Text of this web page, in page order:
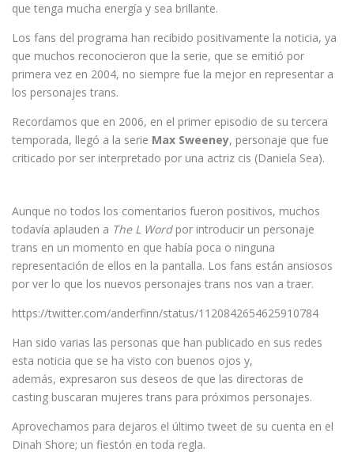
que tenga mucha energía y sea brillante.
Los fans del programa han recibido positivamente la noticia, ya
que muchos reconocieron que la serie, que se emitió por
primera vez en 2004, no siempre fue la mejor en representar a
los personajes trans.
Recordamos que en 2006, en el primer episodio de su tercera
temporada, llegó a la serie Max Sweeney, personaje que fue
criticado por ser interpretado por una actriz cis (Daniela Sea).
Aunque no todos los comentarios fueron positivos, muchos
todavía aplauden a The L Wordpor introducir un personaje
trans en un momento en que había poca o ninguna
representación de ellos en la pantalla. Los fans están ansiosos
por ver lo que los nuevos personajes trans nos van a traer.
https://twitter.com/anderfinn/status/1120842654625910784
Han sido varias las personas que han publicado en sus redes
esta noticia que se ha visto con buenos ojos y,
además, expresaron sus deseos de que las directoras de
casting buscaran mujeres trans para próximos personajes.
Aprovechamos para dejaros el último tweet de su cuenta en el
Dinah Shore; un fiestón en toda regla.